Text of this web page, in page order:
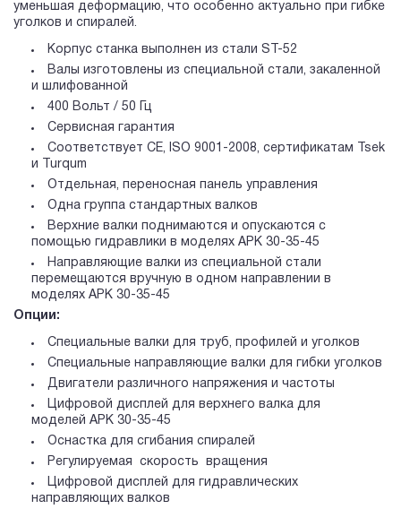
уменьшая деформацию, что особенно актуально при гибке
уголков и спиралей.
Корпус станка выполнен из стали ST-52
Валы изготовлены из специальной стали, закаленной
и шлифованной
400 Вольт / 50 Гц
Сервисная гарантия
Соответствует СЕ, ISO 9001-2008, сертификатам Tsek
и Turqum
Отдельная, переносная панель управления
Одна группа стандартных валков
Верхние валки поднимаются и опускаются с
помощью гидравлики в моделях APK 30-35-45
Направляющие валки из специальной стали
перемещаются вручную в одном направлении в
моделях APK 30-35-45
Опции:
Специальные валки для труб, профилей и уголков
Специальные направляющие валки для гибки уголков
Двигатели различного напряжения и частоты
Цифровой дисплей для верхнего валка для
моделей APK 30-35-45
Оснастка для сгибания спиралей
Регулируемая скорость вращения
Цифровой дисплей для гидравлических
направляющих валков